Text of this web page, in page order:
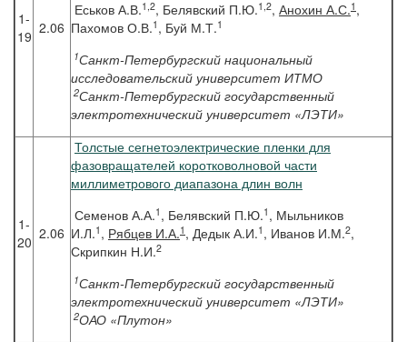
1-
19 2.06
Еськов А.В.1,2, Белявский П.Ю.1,2, Анохин А.С.1 ,
Пахомов О.В.1 , Буй М.Т.1
1Санкт-Петербургский национальный
исследовательский университет ИТМО
2Санкт-Петербургский государственный
электротехнический университет «ЛЭТИ»
1-
20 2.06
Толстые сегнетоэлектрические пленки для
фазовращателей коротковолновой части
миллиметрового диапазона длин волн
Семенов А.А.1 , Белявский П.Ю.1 , Мыльников
И.Л.1 , Рябцев И.А.1 , Дедык А.И.1 , Иванов И.М.2,
Скрипкин Н.И.2
1Санкт-Петербургский государственный
электротехнический университет «ЛЭТИ»
2ОАО «Плутон»